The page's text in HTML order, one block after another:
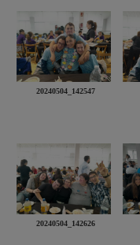
20240504_142547
20240504_142626